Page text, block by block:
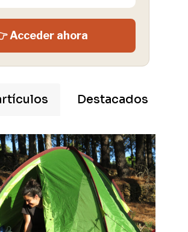
Acceder ahora
Destacados